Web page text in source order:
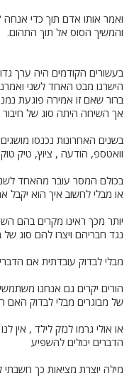
ואמר אותו אדם תוך כדי אנחה
והמשיך הסוס אל תוך התהום.
בעשורים הקודמים היה ערך
הישרנו מבט האחד לשני
ברור שאם זו אמירה פוגעת
אך השיחה היתה סוג של חיבור
בשנים האחרונות נכנסו
וואטספ, הודעה , ציוץ, טיק טוק
בכולם המסר עובר מהאחד
או מבלי לחשוב איך הוא יקבל
יותר מכך ראינו מקרים בהם
נגד חבריהם ויצרו להם סוג של
מבלי לבדוק עובדתית אם
הורים יקרים גם אנחנו
של מבוגרים מבלי לבדוק האם
או אולי גרמו לנזק לילד , אין
הדברים יכולים להשפיע
מילה יוצרת מציאות כך חשבתי